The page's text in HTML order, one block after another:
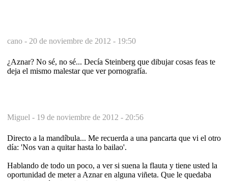
cano - 20 de noviembre de 2012 - 19:50
¿Aznar? No sé, no sé... Decía Steinberg que dibujar cosas feas te
deja el mismo malestar que ver pornografía.
Miguel - 19 de noviembre de 2012 - 20:56
Directo a la mandíbula... Me recuerda a una pancarta que vi el otro
día: 'Nos van a quitar hasta lo bailao'.
Hablando de todo un poco, a ver si suena la flauta y tiene usted la
oportunidad de meter a Aznar en alguna viñeta. Que le quedaba